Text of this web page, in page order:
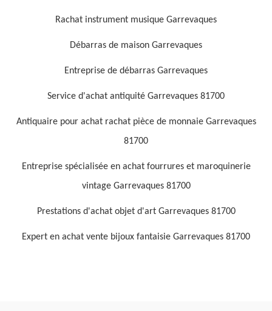
Rachat instrument musique Garrevaques
Débarras de maison Garrevaques
Entreprise de débarras Garrevaques
Service d'achat antiquité Garrevaques 81700
Antiquaire pour achat rachat pièce de monnaie Garrevaques
81700
Entreprise spécialisée en achat fourrures et maroquinerie
vintage Garrevaques 81700
Prestations d'achat objet d'art Garrevaques 81700
Expert en achat vente bijoux fantaisie Garrevaques 81700